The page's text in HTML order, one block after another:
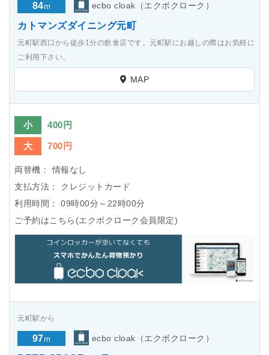
84m ecbo cloak（エクボクローク）
カトマンズダイニング元町
元町駅西口から徒歩1分の飲食店です。元町駅にお越しの際はお気軽に
ご利用下さい。
MAP
小 400円
大 700円
両替機：
情報なし
支払方法：
クレジットカード
利用時間：
09時00分～22時00分
ご予約はこちら(エクボクローク会員限定)
元町駅から
97m ecbo cloak（エクボクローク）